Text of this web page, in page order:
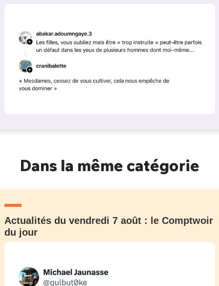
Dans la même catégorie
Actualités du vendredi 7 août : le Comptwoir
du jour